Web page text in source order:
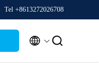
Tel +8613272026708
 